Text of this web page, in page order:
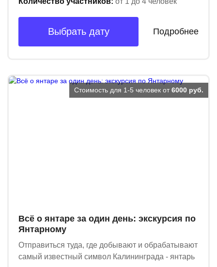
Выбрать дату Подробнее
Всё о янтаре за один день: экскурсия по
Янтарному
Отправиться туда, где добывают и обрабатывают
самый известный символ Калининграда - янтарь
Стоимость для 1-5 человек от 6000 руб.